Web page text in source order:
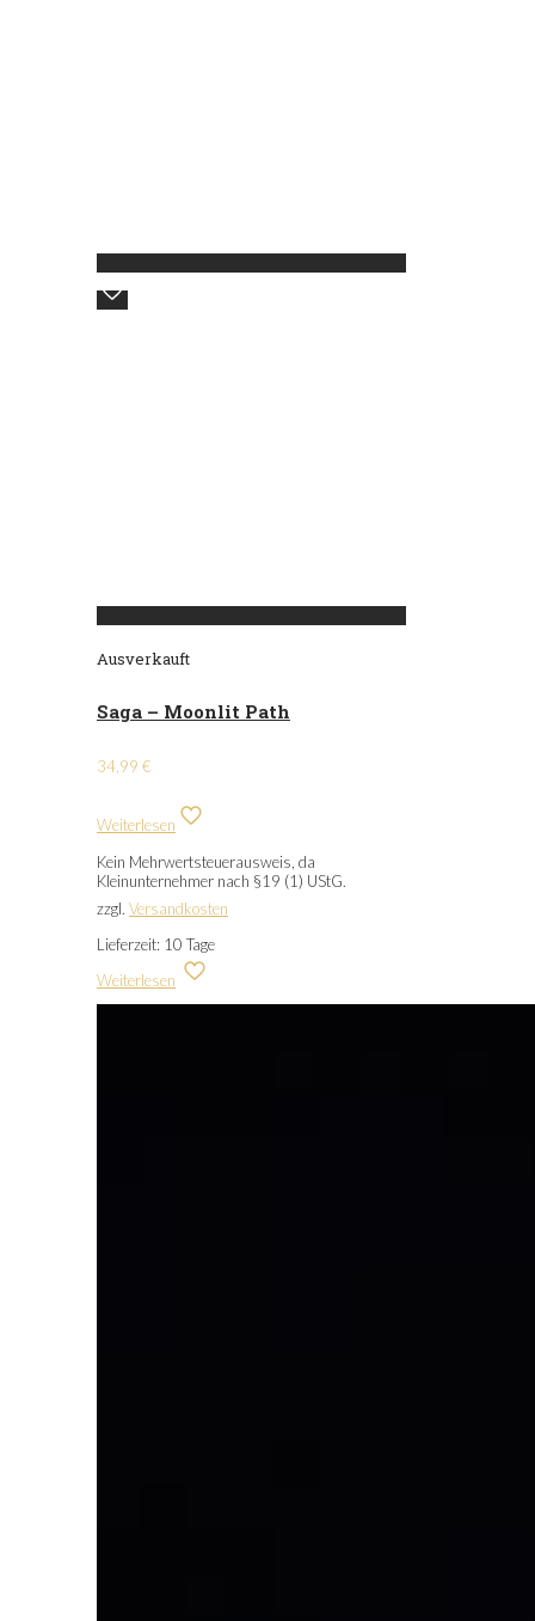
Ausverkauft
Saga – Moonlit Path
34,99 €
Weiterlesen
Kein Mehrwertsteuerausweis, da
Kleinunternehmer nach §19 (1) UStG.
zzgl. Versandkosten
Lieferzeit: 10 Tage
Weiterlesen